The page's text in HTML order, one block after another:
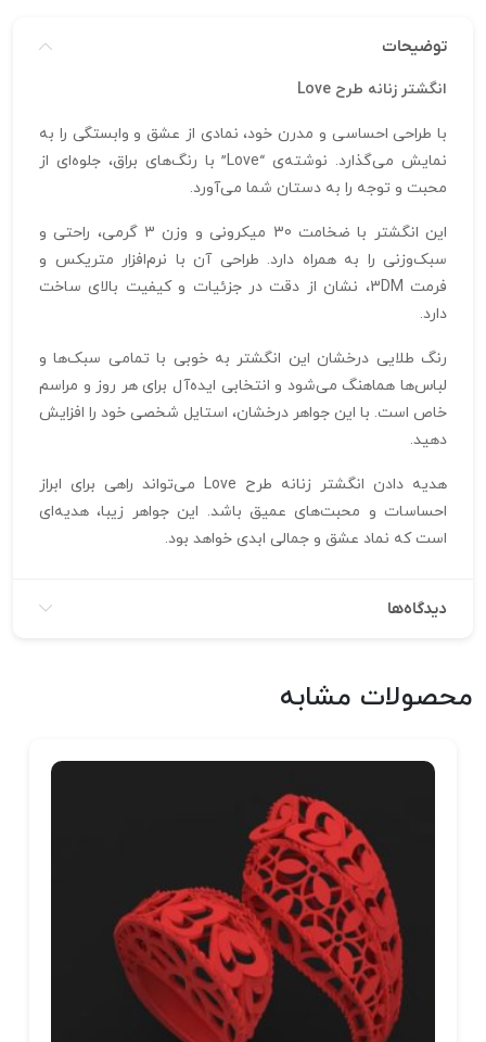
توضیحات
انگشتر زنانه طرح Love
با طراحی احساسی و مدرن خود، نمادی از عشق و وابستگی را به
نمایش می‌گذارد. نوشته‌ی “Love” با رنگ‌های براق، جلوه‌ای از
محبت و توجه را به دستان شما می‌آورد.
این انگشتر با ضخامت 30 میکرونی و وزن 3 گرمی، راحتی و
سبک‌وزنی را به همراه دارد. طراحی آن با نرم‌افزار متریکس و
فرمت 3DM، نشان از دقت در جزئیات و کیفیت بالای ساخت
دارد.
رنگ طلایی درخشان این انگشتر به خوبی با تمامی سبک‌ها و
لباس‌ها هماهنگ می‌شود و انتخابی ایده‌آل برای هر روز و مراسم
خاص است. با این جواهر درخشان، استایل شخصی خود را افزایش
دهید.
هدیه دادن انگشتر زنانه طرح Love می‌تواند راهی برای ابراز
احساسات و محبت‌های عمیق باشد. این جواهر زیبا، هدیه‌ای
است که نماد عشق و جمالی ابدی خواهد بود.
دیدگاه‌ها
محصولات مشابه